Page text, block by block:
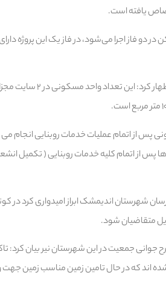
رئیس اداره راه و شهرسازی
پس از اتمام عملیات خدمات روبنایی انجام
از اتمام کلیه خدمات روبنایی ( تکمیل
شهرستان اندیمشک ابراز امیدواری کرد در
متقاضیان شود.